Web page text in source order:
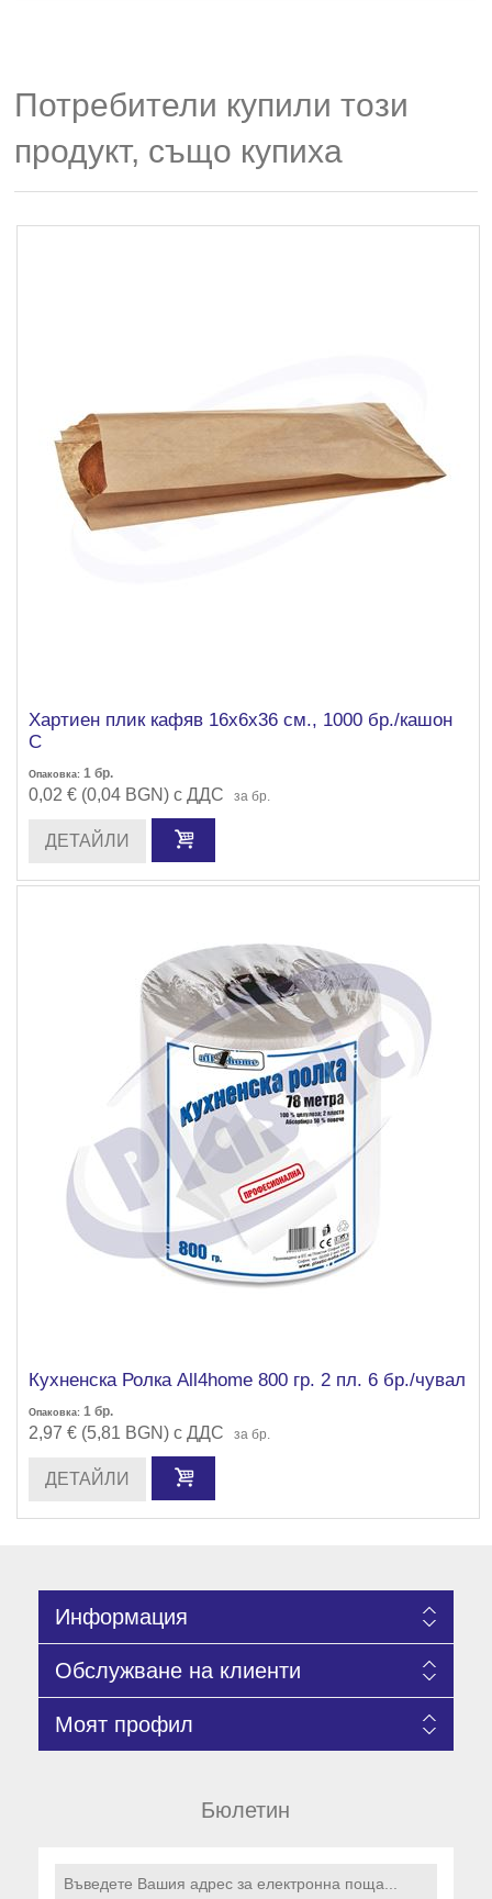
Потребители купили този
продукт, също купиха
Хартиен плик кафяв 16х6х36 см., 1000 бр./кaшон
С
Опаковка: 1 бр.
0,02 € (0,04 BGN) с ДДС за бр.
ДЕТАЙЛИ
Кухненска Ролка All4home 800 гр. 2 пл. 6 бр./чувал
Опаковка: 1 бр.
2,97 € (5,81 BGN) с ДДС за бр.
ДЕТАЙЛИ
Информация
Обслужване на клиенти
Моят профил
Бюлетин